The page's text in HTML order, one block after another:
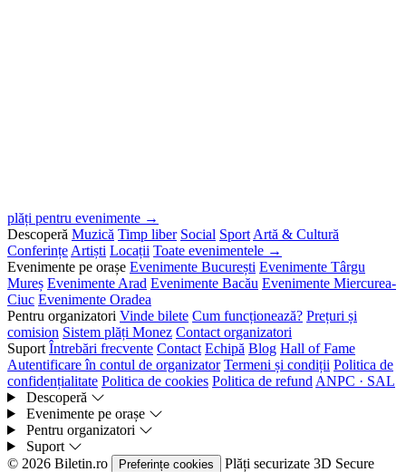
plăți pentru evenimente →
Descoperă Muzică Timp liber Social Sport Artă & Cultură
Conferințe Artiști Locații Toate evenimentele →
Evenimente pe orașe Evenimente București Evenimente Târgu
Mureș Evenimente Arad Evenimente Bacău Evenimente Miercurea-
Ciuc Evenimente Oradea
Pentru organizatori Vinde bilete Cum funcționează? Prețuri și
comision Sistem plăți Monez Contact organizatori
Suport Întrebări frecvente Contact Echipă Blog Hall of Fame
Autentificare în contul de organizator Termeni și condiții Politica de
confidențialitate Politica de cookies Politica de refund ANPC · SAL
Descoperă
Evenimente pe orașe
Pentru organizatori
Suport
© 2026 Biletin.ro
Preferințe cookies Plăți securizate 3D Secure